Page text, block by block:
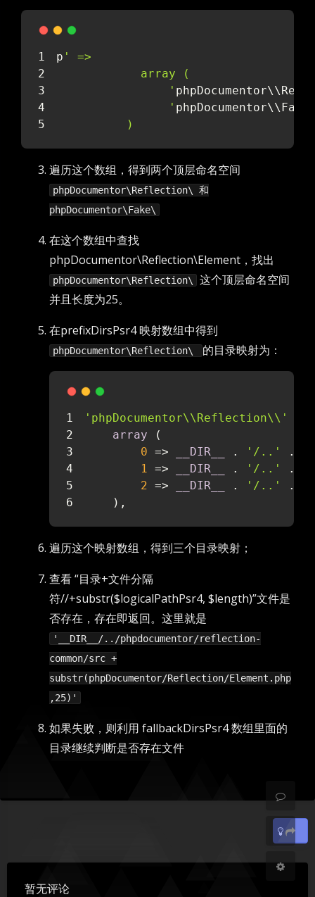
暗黑模式
浅阴影 深阴影
灰度
p ' =>
            array (
                '
                '
          )
遍历这个数组，得到两个顶层命名空间
phpDocumentor\Reflection\ 和
phpDocumentor\Fake\
在这个数组中查找
phpDocumentor\Reflection\Element，找出
phpDocumentor\Reflection\
这个顶层命名空间
并且长度为25。
在prefixDirsPsr4 映射数组中得到
phpDocumentor\Reflection\ 的目录映射为：
'phpDocumentor\\Reflection\\'
array (
0 => __DIR__ . '/..' .
1 => __DIR__ . '/..' .
2 => __DIR__ . '/..' .
    ),
遍历这个映射数组，得到三个目录映射；
查看 “目录+文件分隔
符//+substr($logicalPathPsr4, $length)”文件是
否存在，存在即返回。这里就是
'__DIR__/../phpdocumentor/reflection-
common/src +
substr(phpDocumentor/Reflection/Element.php
,25)'
如果失败，则利用 fallbackDirsPsr4 数组里面的
目录继续判断是否存在文件
豆
暂无评论